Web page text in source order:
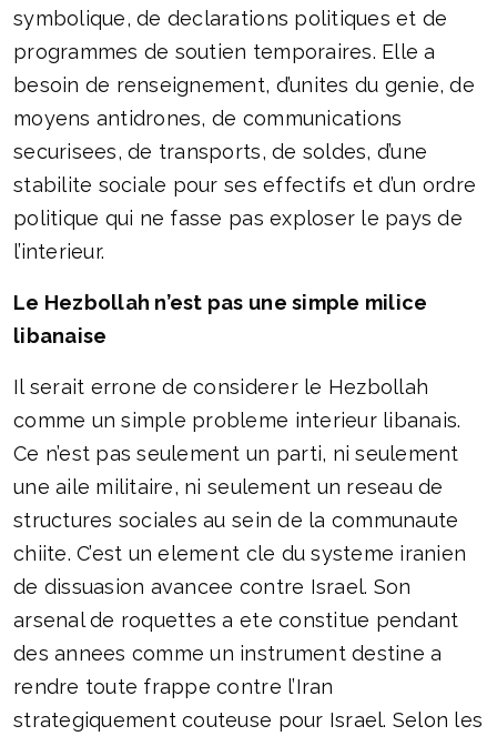
symbolique, de declarations politiques et de
programmes de soutien temporaires. Elle a
besoin de renseignement, d’unites du genie, de
moyens antidrones, de communications
securisees, de transports, de soldes, d’une
stabilite sociale pour ses effectifs et d’un ordre
politique qui ne fasse pas exploser le pays de
l’interieur.
Le Hezbollah n’est pas une simple milice
libanaise
Il serait errone de considerer le Hezbollah
comme un simple probleme interieur libanais.
Ce n’est pas seulement un parti, ni seulement
une aile militaire, ni seulement un reseau de
structures sociales au sein de la communaute
chiite. C’est un element cle du systeme iranien
de dissuasion avancee contre Israel. Son
arsenal de roquettes a ete constitue pendant
des annees comme un instrument destine a
rendre toute frappe contre l’Iran
strategiquement couteuse pour Israel. Selon les